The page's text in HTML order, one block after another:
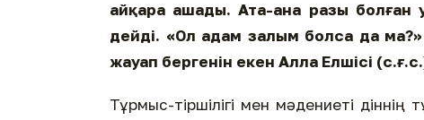
айқара ашады. Ата-ана разы болған
дейді. «Ол адам залым болса да
жауап бергенін екен Алла Елшісі
Тұрмыс-тіршілігі мен мәдениеті